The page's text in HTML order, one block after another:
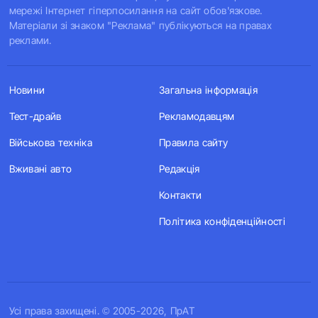
мережі Інтернет гіперпосилання на сайт обов'язкове.
Матеріали зі знаком "Реклама" публікуються на правах
реклами.
Усi права захищенi. © 2005-2026, ПрАТ
Новини
Тест-драйв
Військова техніка
Вживані авто
Загальна інформація
Рекламодавцям
Правила сайту
Редакція
Контакти
Політика конфіденційності